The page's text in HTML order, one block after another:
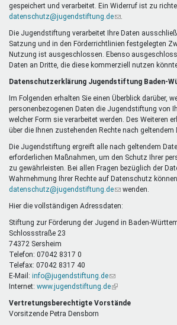
Demokratie & Beteiligung
gespeichert und verarbeitet. Ein Widerruf ist zu
datenschutz@jugendstiftung.de(Link
E-
Mail)
Die Jugendstiftung verarbeitet Ihre Daten
Satzung und in den Förderrichtlinien festgelegten
Nutzung ist ausgeschlossen. Ebenso
Daten an Dritte, die diese kommerziell nutzen
Datenschutzerklärung Jugendstiftung Baden-
Im Folgenden erhalten Sie einen Überblick darüber,
personenbezogenen Daten die Jugendstiftung von
welcher Form sie verarbeitet werden. Des Weiteren
über die Ihnen zustehenden Rechte nach geltendem
Die Jugendstiftung ergreift alle nach geltendem
erforderlichen Maßnahmen, um den Schutz Ihrer
zu gewährleisten. Bei allen Fragen bezüglich der
Wahrnehmung Ihrer Rechte auf Datenschutz
datenschutz@jugendstiftung.de(Link
E-
Mail)
wenden.
Hier die vollständigen Adressdaten:
Stiftung zur Förderung der Jugend in Baden-
Schlossstraße 23
74372 Sersheim
Telefon: 07042 8317 0
Telefax: 07042 8317 40
E-Mail: info@jugendstiftung.de(Link
sendet
Mail)
Internet: www.jugendstiftung.de(Link
extern)
Vertretungsberechtigte Vorstände
Vorsitzende Petra Densborn